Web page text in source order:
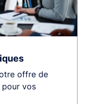
offre de
pour vos